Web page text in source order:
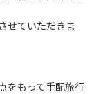
せていただきま
をもって手配旅行